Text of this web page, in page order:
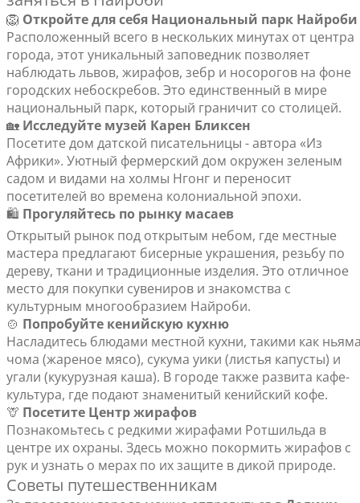
🦁 Откройте для себя Национальный парк Найроби
Расположенный всего в нескольких минутах от центра
города, этот уникальный заповедник позволяет
наблюдать львов, жирафов, зебр и носорогов на фоне
городских небоскребов. Это единственный в мире
национальный парк, который граничит со столицей.
🏡 Исследуйте музей Карен Бликсен
Посетите дом датской писательницы - автора «Из
Африки». Уютный фермерский дом окружен зеленым
садом и видами на холмы Нгонг и переносит
посетителей во времена колониальной эпохи.
🛍️ Прогуляйтесь по рынку масаев
Открытый рынок под открытым небом, где местные
мастера предлагают бисерные украшения, резьбу по
дереву, ткани и традиционные изделия. Это отличное
место для покупки сувениров и знакомства с
культурным многообразием Найроби.
🍲 Попробуйте кенийскую кухню
Насладитесь блюдами местной кухни, такими как
чома (жареное мясо), сукума уики (листья капусты) и
угали (кукурузная каша). В городе также развита кафе-
культура, где подают знаменитый кенийский кофе.
🦒 Посетите Центр жирафов
Познакомьтесь с редкими жирафами Ротшильда в
центре их охраны. Здесь можно покормить жирафов с
рук и узнать о мерах по их защите в дикой природе.
Советы путешественникам